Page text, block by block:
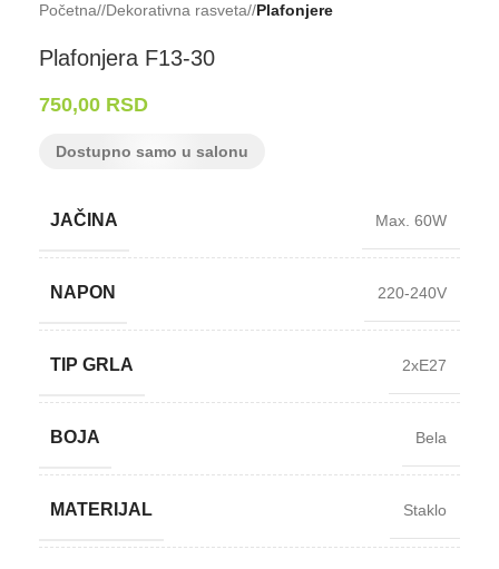
Početna/ Dekorativna rasveta/ Plafonjere
Plafonjera F13-⁠30
750,00 RSD
Dostupno samo u salonu
JAČINA Max. 60W
NAPON 220-240V
TIP GRLA 2xE27
BOJA Bela
MATERIJAL Staklo